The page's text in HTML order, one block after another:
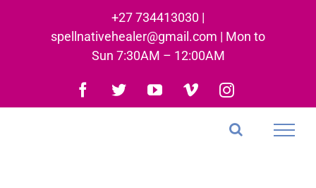
+27 734413030 |
spellnativehealer@gmail.com | Mon to
Sun 7:30AM – 12:00AM
Facebook
TwitterYouTubeVimeoInstagram